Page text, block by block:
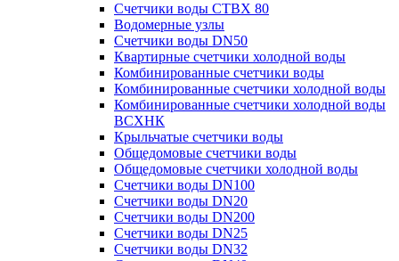
Счетчики воды СТВХ 80
Водомерные узлы
Счетчики воды DN50
Квартирные счетчики холодной воды
Комбинированные счетчики воды
Комбинированные счетчики холодной воды
Комбинированные счетчики холодной воды
ВСХНК
Крыльчатые счетчики воды
Общедомовые счетчики воды
Общедомовые счетчики холодной воды
Счетчики воды DN100
Счетчики воды DN20
Счетчики воды DN200
Счетчики воды DN25
Счетчики воды DN32